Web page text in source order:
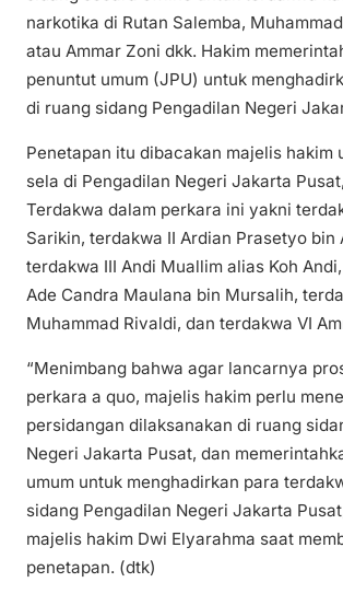
narkotika di Rutan Salemba,
atau Ammar Zoni dkk. Hakim
penuntut umum (JPU) untuk
di ruang sidang Pengadilan Negeri
Penetapan itu dibacakan majelis hakim
sela di Pengadilan Negeri Jakarta
Terdakwa dalam perkara ini yakni
Sarikin, terdakwa II Ardian Prasetyo bin
terdakwa III Andi Muallim alias Koh
Ade Candra Maulana bin Mursalih,
Muhammad Rivaldi, dan terdakwa VI
“Menimbang bahwa agar lancarnya
perkara a quo, majelis hakim perlu
persidangan dilaksanakan di ruang
Negeri Jakarta Pusat, dan
umum untuk menghadirkan para
sidang Pengadilan Negeri Jakarta
majelis hakim Dwi Elyarahma saat
penetapan. (dtk)